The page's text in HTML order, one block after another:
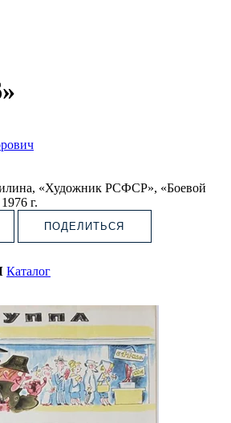
«Художник РСФСР», «Боевой
г.
ПОДЕЛИТЬСЯ
Каталог